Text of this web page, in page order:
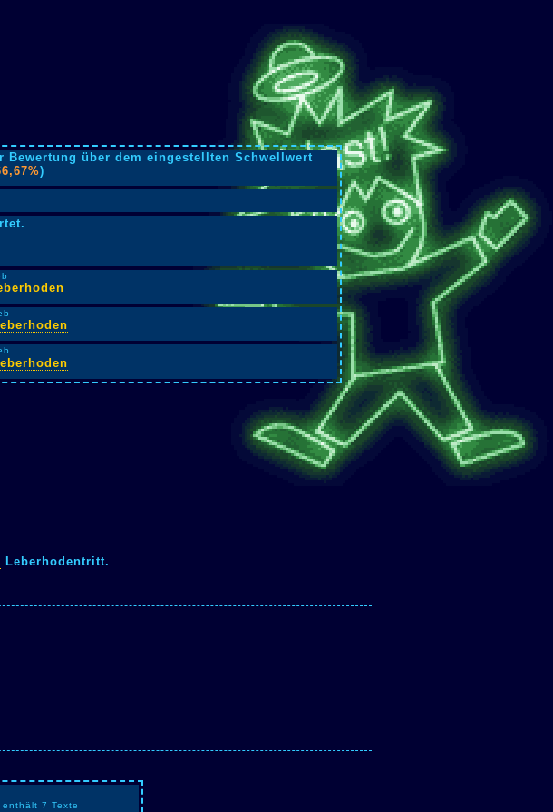
Bewertung über dem eingestellten Schwellwert
)
Leberhodentritt.
7 Texte